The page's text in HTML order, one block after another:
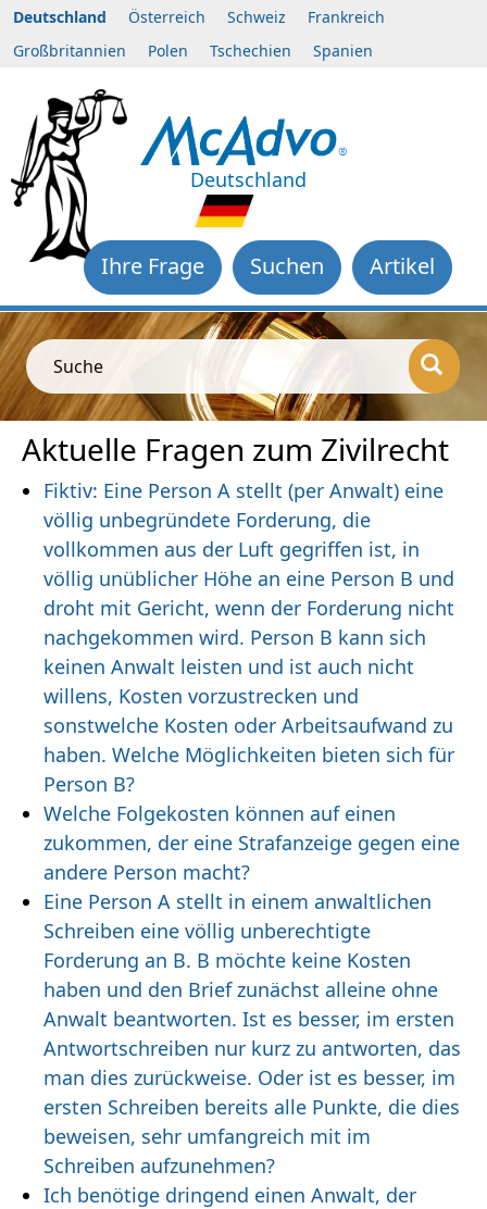
Deutschland Österreich Schweiz
Frankreich
Großbritannien
Polen Tschechien Spanien
Deutschland
Artikel
Suchen
Ihre Frage
Suche
Aktuelle Fragen zum Zivilrecht
Fiktiv: Eine Person A stellt (per Anwalt) eine
völlig unbegründete Forderung, die
vollkommen aus der Luft gegriffen ist, in
völlig unüblicher Höhe an eine Person B und
droht mit Gericht, wenn der Forderung nicht
nachgekommen wird. Person B kann sich
keinen Anwalt leisten und ist auch nicht
willens, Kosten vorzustrecken und
sonstwelche Kosten oder Arbeitsaufwand zu
haben. Welche Möglichkeiten bieten sich für
Person B?
Welche Folgekosten können auf einen
zukommen, der eine Strafanzeige gegen eine
andere Person macht?
Eine Person A stellt in einem anwaltlichen
Schreiben eine völlig unberechtigte
Forderung an B. B möchte keine Kosten
haben und den Brief zunächst alleine ohne
Anwalt beantworten. Ist es besser, im ersten
Antwortschreiben nur kurz zu antworten, das
man dies zurückweise. Oder ist es besser, im
ersten Schreiben bereits alle Punkte, die dies
beweisen, sehr umfangreich mit im
Schreiben aufzunehmen?
Ich benötige dringend einen Anwalt, der